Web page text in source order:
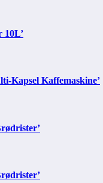
10L’
Kapsel Kaffemaskine’